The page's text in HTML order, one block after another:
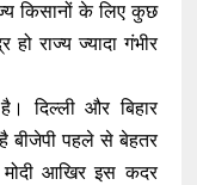
किसानों के लिए कुछ
राज्य ज्यादा गंभीर
दिल्ली और बिहार
बीजेपी पहले से बेहतर
मोदी आखिर इस कदर